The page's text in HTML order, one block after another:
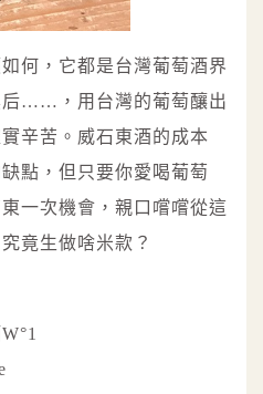
何，它都是台灣葡萄酒界
后……，用台灣的葡萄釀出
辛苦。威石東酒的成本
點，但只要你愛喝葡萄
一次機會，親口嚐嚐從這
竟生做啥米款？